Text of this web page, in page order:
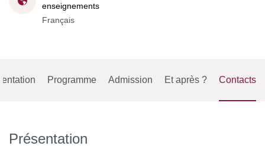
enseignements
Français
Programme Admission Et après ? Contacts
Présentation